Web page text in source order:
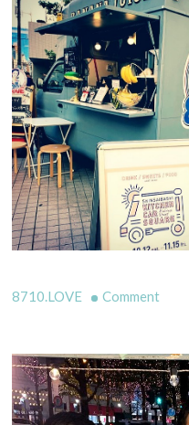
8710.LOVE Commenton
橋
キ
ッ